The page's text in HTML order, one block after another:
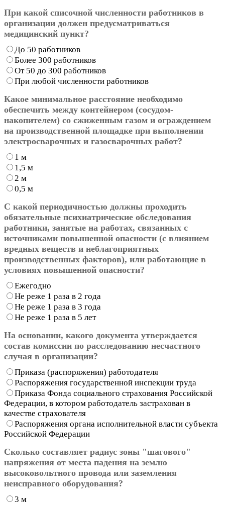
При какой списочной численности работников в
организации должен предусматриваться
медицинский пункт?
До 50 работников
Более 300 работников
От 50 до 300 работников
При любой численности работников
Какое минимальное расстояние необходимо
обеспечить между контейнером (сосудом-
накопителем) со сжиженным газом и ограждением
на производственной площадке при выполнении
электросварочных и газосварочных работ?
1 м
1,5 м
2 м
0,5 м
С какой периодичностью должны проходить
обязательные психиатрические обследования
работники, занятые на работах, связанных с
источниками повышенной опасности (с влиянием
вредных веществ и неблагоприятных
производственных факторов), или работающие в
условиях повышенной опасности?
Ежегодно
Не реже 1 раза в 2 года
Не реже 1 раза в 3 года
Не реже 1 раза в 5 лет
На основании, какого документа утверждается
состав комиссии по расследованию несчастного
случая в организации?
Приказа (распоряжения) работодателя
Распоряжения государственной инспекции труда
Приказа Фонда социального страхования Российской
Федерации, в котором работодатель застрахован в
качестве страхователя
Распоряжения органа исполнительной власти субъекта
Российской Федерации
Сколько составляет радиус зоны "шагового"
напряжения от места падения на землю
высоковольтного провода или заземления
неисправного оборудования?
3 м